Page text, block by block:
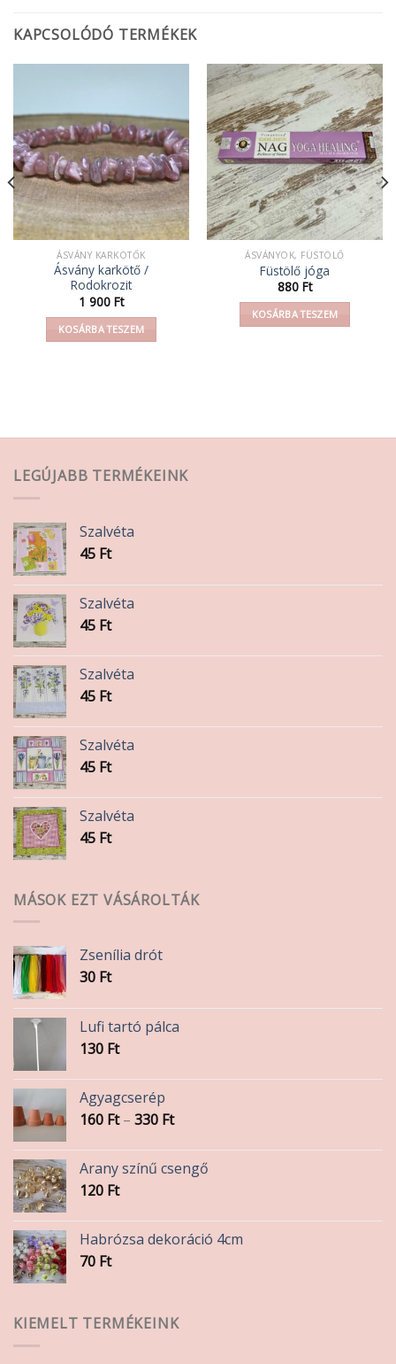
KAPCSOLÓDÓ TERMÉKEK
ÁSVÁNY KARKÖTŐK
Ásvány karkötő /
Rodokrozit
1 900 Ft
KOSÁRBA TESZEM
ÁSVÁNYOK, FÜSTÖLŐ
Füstölő jóga
880 Ft
KOSÁRBA TESZEM
LEGÚJABB TERMÉKEINK
Szalvéta
45 Ft
Szalvéta
45 Ft
Szalvéta
45 Ft
Szalvéta
45 Ft
Szalvéta
45 Ft
MÁSOK EZT VÁSÁROLTÁK
Zsenília drót
30 Ft
Lufi tartó pálca
130 Ft
Agyagcserép
160 Ft – 330 FtÁrtartomány:
-
330 Ft
Arany színű csengő
120 Ft
Habrózsa dekoráció 4cm
70 Ft
KIEMELT TERMÉKEINK